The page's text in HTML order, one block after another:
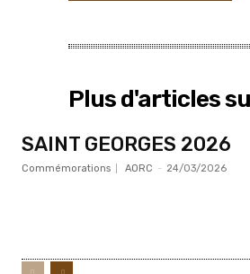
Plus d'articles
SAINT GEORGES 2026
Commémorations AORC - 24/03/2026